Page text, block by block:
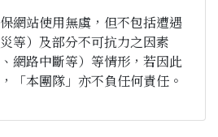
網站使用無虞，但不包括遭遇
等）及部分不可抗力之因素
網路中斷等）等情形，若因此
「本團隊」亦不負任何責任。